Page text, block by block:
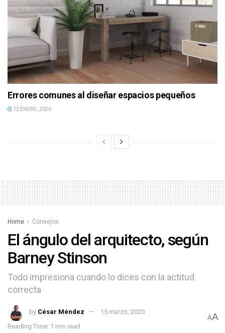
Errores comunes al diseñar espacios pequeños
12 ENERO, 2026
Home Consejos
El ángulo del arquitecto, según
Barney Stinson
Todo impresiona cuando lo dices con la actitud
correcta
by César Méndez
15 marzo, 2020
Reading Time: 1 min read
AA